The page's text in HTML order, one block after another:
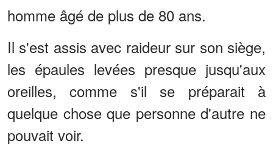
homme âgé de plus de 80 ans.
Il s'est assis avec raideur sur son siège,
les épaules levées presque jusqu'aux
oreilles, comme s'il se préparait à
quelque chose que personne d'autre ne
pouvait voir.